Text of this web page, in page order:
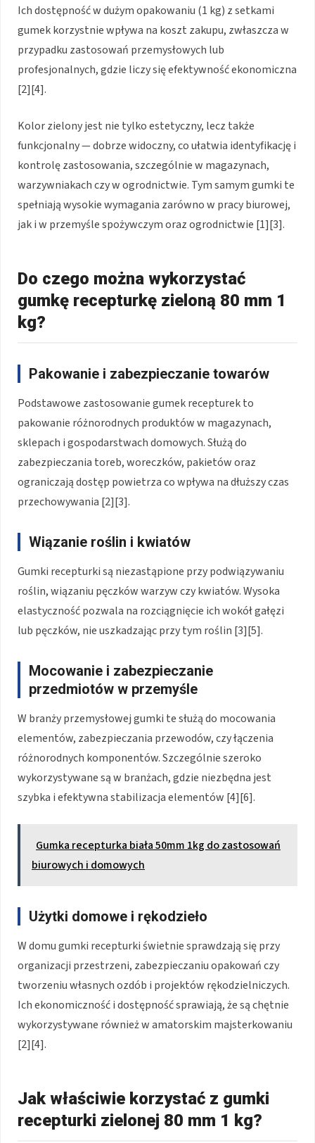
Ich dostępność w dużym opakowaniu (1 kg) z setkami
gumek korzystnie wpływa na koszt zakupu, zwłaszcza w
przypadku zastosowań przemysłowych lub
profesjonalnych, gdzie liczy się efektywność ekonomiczna
[2][4].
Kolor zielony jest nie tylko estetyczny, lecz także
funkcjonalny — dobrze widoczny, co ułatwia identyfikację i
kontrolę zastosowania, szczególnie w magazynach,
warzywniakach czy w ogrodnictwie. Tym samym gumki te
spełniają wysokie wymagania zarówno w pracy biurowej,
jak i w przemyśle spożywczym oraz ogrodnictwie [1][3].
Do czego można wykorzystać
gumkę recepturkę zieloną 80 mm 1
kg?
Pakowanie i zabezpieczanie towarów
Podstawowe zastosowanie gumek recepturek to
pakowanie różnorodnych produktów w magazynach,
sklepach i gospodarstwach domowych. Służą do
zabezpieczania toreb, woreczków, pakietów oraz
ograniczają dostęp powietrza co wpływa na dłuższy czas
przechowywania [2][3].
Wiązanie roślin i kwiatów
Gumki recepturki są niezastąpione przy podwiązywaniu
roślin, wiązaniu pęczków warzyw czy kwiatów. Wysoka
elastyczność pozwala na rozciągnięcie ich wokół gałęzi
lub pęczków, nie uszkadzając przy tym roślin [3][5].
Mocowanie i zabezpieczanie
przedmiotów w przemyśle
W branży przemysłowej gumki te służą do mocowania
elementów, zabezpieczania przewodów, czy łączenia
różnorodnych komponentów. Szczególnie szeroko
wykorzystywane są w branżach, gdzie niezbędna jest
szybka i efektywna stabilizacja elementów [4][6].
Gumka recepturka biała 50mm 1kg do zastosowań
biurowych i domowych
Użytki domowe i rękodzieło
W domu gumki recepturki świetnie sprawdzają się przy
organizacji przestrzeni, zabezpieczaniu opakowań czy
tworzeniu własnych ozdób i projektów rękodzielniczych.
Ich ekonomiczność i dostępność sprawiają, że są chętnie
wykorzystywane również w amatorskim majsterkowaniu
[2][4].
Jak właściwie korzystać z gumki
recepturki zielonej 80 mm 1 kg?